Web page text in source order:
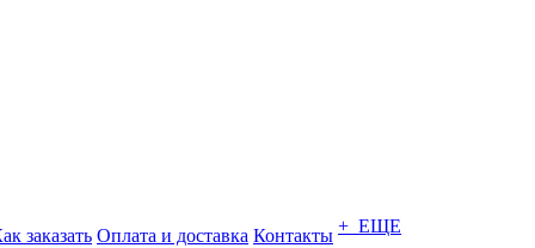
заказать Оплата и доставка Контакты + ЕЩЕ